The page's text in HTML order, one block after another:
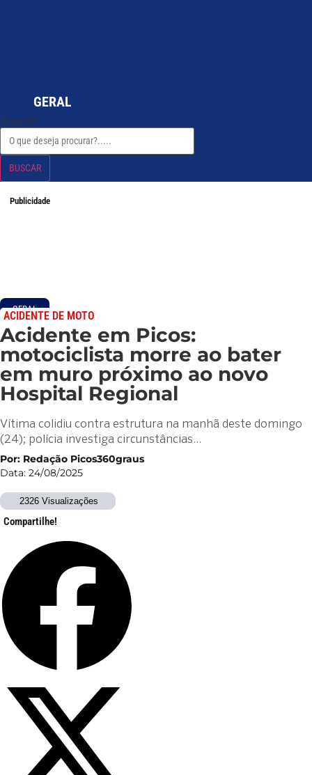
GERAL
Search
BUSCAR
Publicidade
GERAL
ACIDENTE DE MOTO
Acidente em Picos:
motociclista morre ao bater
em muro próximo ao novo
Hospital Regional
Vítima colidiu contra estrutura na manhã deste domingo
(24); polícia investiga circunstâncias…
Por: Redação Picos360graus
Data: 24/08/2025
2326 Visualizações
Compartilhe!